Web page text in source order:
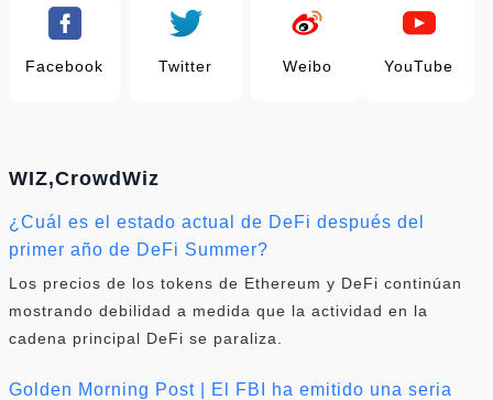
Facebook Twitter Weibo YouTube
WIZ,CrowdWiz
¿Cuál es el estado actual de DeFi después del
primer año de DeFi Summer?
Los precios de los tokens de Ethereum y DeFi continúan
mostrando debilidad a medida que la actividad en la
cadena principal DeFi se paraliza.
Golden Morning Post | El FBI ha emitido una seria